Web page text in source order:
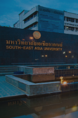
Skip to main